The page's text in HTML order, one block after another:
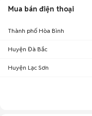
Mua bán điện thoại
Thành phố Hòa Bình
Huyện Đà Bắc
Huyện Lạc Sơn